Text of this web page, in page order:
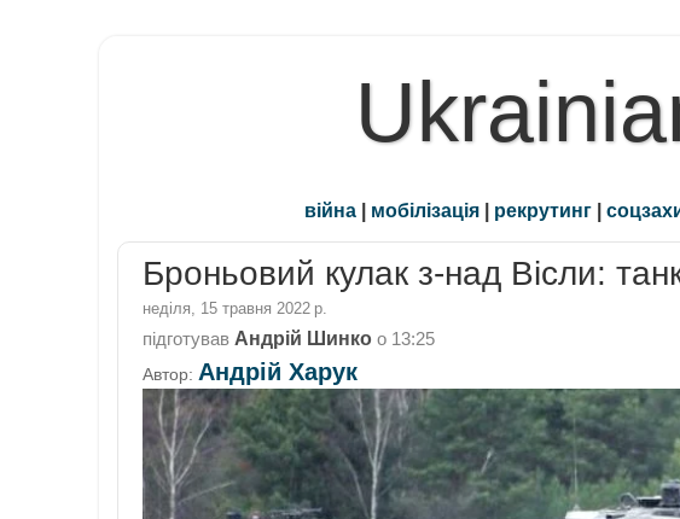
війна | мобілізація | рекрутинг |
Броньовий кулак з-над Вісли:
неділя, 15 травня 2022 р.
підготував Андрій Шинко о 13:25
Автор: Андрій Харук